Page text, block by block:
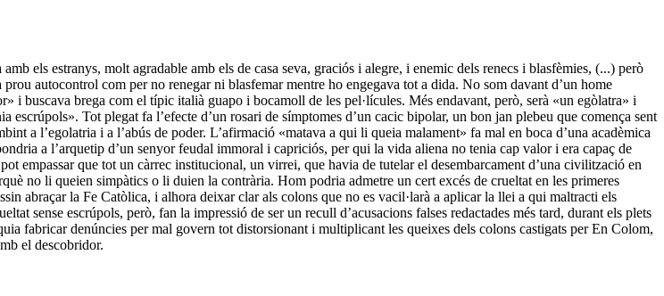
els estranys, molt agradable amb els de casa seva, graciós i alegre, i enemic dels renecs i blasfèmies, (...) però
autocontrol com per no renegar ni blasfemar mentre ho engegava tot a dida. No som davant d’un home
i buscava brega com el típic italià guapo i bocamoll de les pel·lícules. Més endavant, però, serà «un egòlatra» i
Tot plegat fa l’efecte d’un rosari de símptomes d’un cacic bipolar, un bon jan plebeu que comença sent
a l’egolatria i a l’abús de poder. L’afirmació «matava a qui li queia malament» fa mal en boca d’una acadèmica
a l’arquetip d’un senyor feudal immoral i capriciós, per qui la vida aliena no tenia cap valor i era capaç de
empassar que tot un càrrec institucional, un virrei, que havia de tutelar el desembarcament d’una civilització en
no li queien simpàtics o li duien la contrària. Hom podria admetre un cert excés de crueltat en les primeres
abraçar la Fe Catòlica, i alhora deixar clar als colons que no es vacil·larà a aplicar la llei a qui maltracti els
sense escrúpols, però, fan la impressió de ser un recull d’acusacions falses redactades més tard, durant els plets
fabricar denúncies per mal govern tot distorsionant i multiplicant les queixes dels colons castigats per En Colom,
el descobridor.